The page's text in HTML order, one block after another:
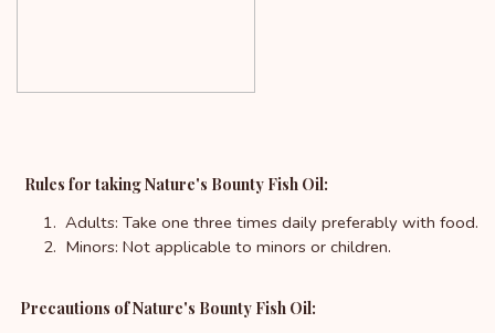
Rules for taking Nature's Bounty Fish Oil:
Adults: Take one three times daily preferably with food.
Minors: Not applicable to minors or children.
Precautions of Nature's Bounty Fish Oil: